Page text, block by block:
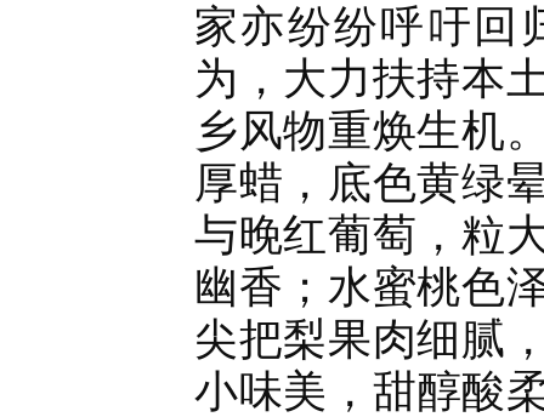
家亦纷纷呼吁回
为，大力扶持本
乡风物重焕生机
厚蜡，底色黄绿
与晚红葡萄，粒
幽香；水蜜桃色
尖把梨果肉细腻
小味美，甜醇酸